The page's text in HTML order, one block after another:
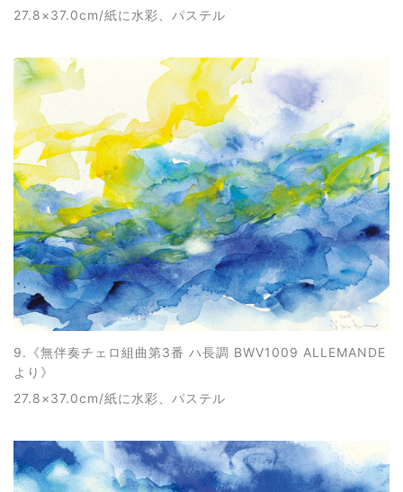
27.8×37.0cm/紙に水彩、パステル
9.《無伴奏チェロ組曲第3番 ハ長調 BWV1009 ALLEMANDE
より 》
27.8×37.0cm/紙に水彩、パステル